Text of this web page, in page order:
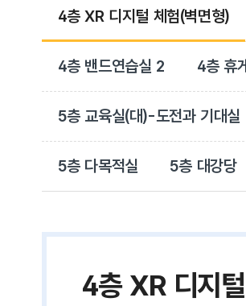
4층 XR 디지털 체험(벽면형)
4층 밴드연습실 2 4층 휴
5층 교육실(대)-도전과 기대실
5층 다목적실 5층 대강당
4층 XR 디지